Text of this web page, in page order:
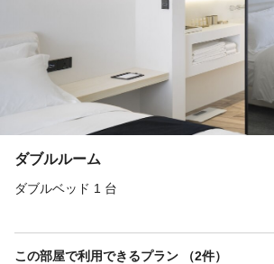
ダブルルーム
ダブルベッド 1 台
この部屋で利用できるプラン （2件）